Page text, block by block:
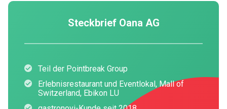
Steckbrief Oana AG
Teil der Pointbreak Group
Erlebnisrestaurant und Eventlokal, Mall of
Switzerland, Ebikon LU